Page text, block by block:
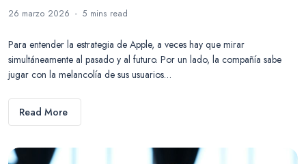
26 marzo 2026 5 mins read
Para entender la estrategia de Apple, a veces hay que mirar
simultáneamente al pasado y al futuro. Por un lado, la compañía sabe
jugar con la melancolía de sus usuarios…
Read More